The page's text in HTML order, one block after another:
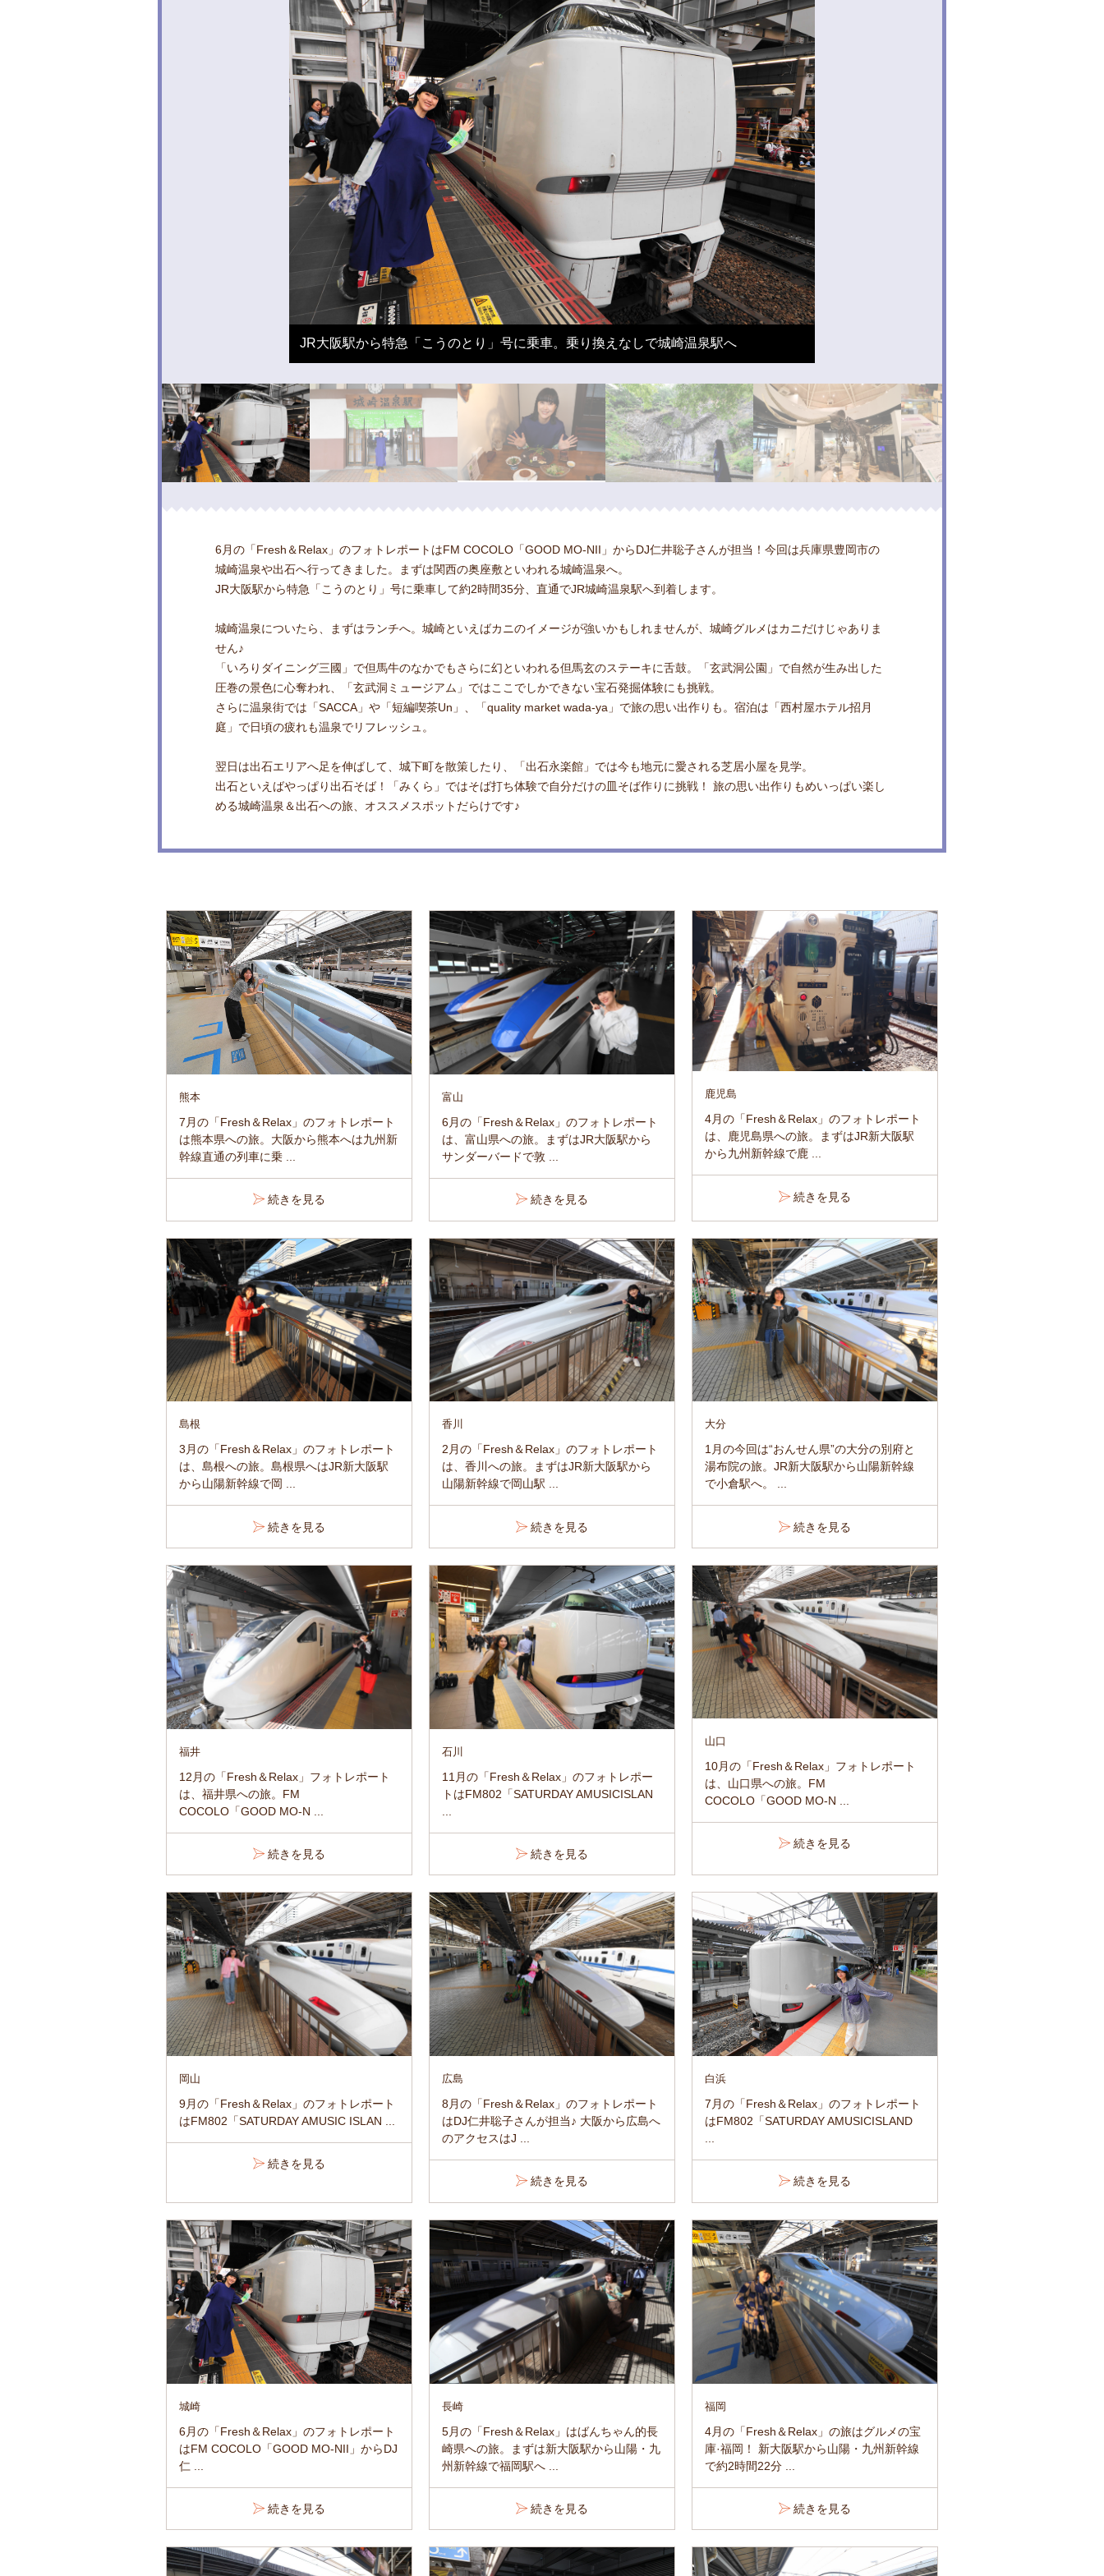
JR大阪駅から特急「こうのとり」号に乗車。乗り換えなしで城崎温泉駅へ
6月の「Fresh＆Relax」のフォトレポートはFM COCOLO「GOOD MO-NII」からDJ仁井聡子さんが担当！今回は兵庫県豊岡市の
城崎温泉や出石へ行ってきました。まずは関西の奥座敷といわれる城崎温泉へ。
JR大阪駅から特急「こうのとり」号に乗車して約2時間35分、直通でJR城崎温泉駅へ到着します。
城崎温泉についたら、まずはランチへ。城崎といえばカニのイメージが強いかもしれませんが、城崎グルメはカニだけじゃありま
せん♪
「いろりダイニング三國」で但馬牛のなかでもさらに幻といわれる但馬玄のステーキに舌鼓。「玄武洞公園」で自然が生み出した
圧巻の景色に心奪われ、「玄武洞ミュージアム」ではここでしかできない宝石発掘体験にも挑戦。
さらに温泉街では「SACCA」や「短編喫茶Un」、「quality market wada-ya」で旅の思い出作りも。宿泊は「西村屋ホテル招月
庭」で日頃の疲れも温泉でリフレッシュ。
翌日は出石エリアへ足を伸ばして、城下町を散策したり、「出石永楽館」では今も地元に愛される芝居小屋を見学。
出石といえばやっぱり出石そば！「みくら」ではそば打ち体験で自分だけの皿そば作りに挑戦！ 旅の思い出作りもめいっぱい楽し
める城崎温泉＆出石への旅、オススメスポットだらけです♪
熊本
7月の「Fresh＆Relax」のフォトレポート
は熊本県への旅。大阪から熊本へは九州新
幹線直通の列車に乗 ...
続きを見る
富山
6月の「Fresh＆Relax」のフォトレポート
は、富山県への旅。まずはJR大阪駅から
サンダーバードで敦 ...
続きを見る
鹿児島
4月の「Fresh＆Relax」のフォトレポート
は、鹿児島県への旅。まずはJR新大阪駅
から九州新幹線で鹿 ...
続きを見る
島根
3月の「Fresh＆Relax」のフォトレポート
は、島根への旅。島根県へはJR新大阪駅
から山陽新幹線で岡 ...
続きを見る
香川
2月の「Fresh＆Relax」のフォトレポート
は、香川への旅。まずはJR新大阪駅から
山陽新幹線で岡山駅 ...
続きを見る
大分
1月の今回は“おんせん県”の大分の別府と
湯布院の旅。JR新大阪駅から山陽新幹線
で小倉駅へ。 ...
続きを見る
福井
12月の「Fresh＆Relax」フォトレポート
は、福井県への旅。FM
COCOLO「GOOD MO-N ...
続きを見る
石川
11月の「Fresh＆Relax」のフォトレポー
トはFM802「SATURDAY AMUSICISLAN
続きを見る
山口
10月の「Fresh＆Relax」フォトレポート
は、山口県への旅。FM
COCOLO「GOOD MO-N ...
続きを見る
岡山
9月の「Fresh＆Relax」のフォトレポート
はFM802「SATURDAY AMUSIC ISLAN ...
続きを見る
広島
8月の「Fresh＆Relax」のフォトレポート
はDJ仁井聡子さんが担当♪ 大阪から広島へ
のアクセスはJ ...
続きを見る
白浜
7月の「Fresh＆Relax」のフォトレポート
はFM802「SATURDAY AMUSICISLAND
続きを見る
城崎
6月の「Fresh＆Relax」のフォトレポート
はFM COCOLO「GOOD MO-NII」からDJ
仁 ...
続きを見る
長崎
5月の「Fresh＆Relax」はばんちゃん的長
崎県への旅。まずは新大阪駅から山陽・九
州新幹線で福岡駅へ ...
続きを見る
福岡
4月の「Fresh＆Relax」の旅はグルメの宝
庫·福岡！ 新大阪駅から山陽・九州新幹線
で約2時間22分 ...
続きを見る